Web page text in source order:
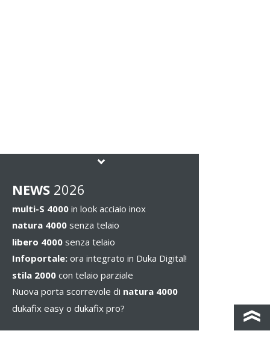
NEWS 2026
multi-S 4000 in look acciaio inox
natura 4000 senza telaio
libero 4000 senza telaio
Infoportale: ora integrato in Duka Digital!
stila 2000 con telaio parziale
Nuova porta scorrevole di natura 4000
dukafix easy o dukafix pro?